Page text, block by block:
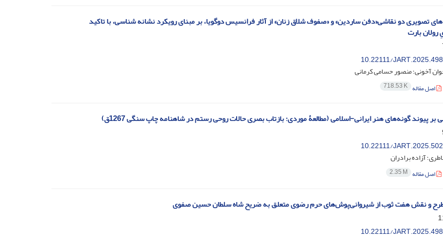
تصویری دو نقاشی«دفن ساردین» و «صفوف شلاق زنان» از آثار فرانسیس دوگویا، بر مبنای رویکرد نشانه شناسی، با تاکید
بارت
10.22111/
آخونی؛ منصور حسامی کرمانی
اصل مقاله 718.53 K
بر پیوند گونه‌های هنر ایرانی-اسلامی (مطالعۀ موردی: بازتاب بصری حالات روحی رستم در شاهنامه چاپ سنگی 1267ق)
10.22111/
آزاده برادران
اصل مقاله 2.35 M
و نقش هفت ثوب از شیروانی‌پوش‌های حرم رضوی متعلق به ضریح شاه سلطان حسین صفوی
10.22111/